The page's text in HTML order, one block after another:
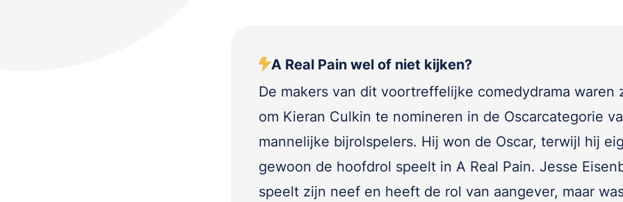
A Real Pain wel of niet kijken?
De makers van dit voortreffelijke comedydrama waren
om Kieran Culkin te nomineren in de Oscarcategorie
mannelijke bijrolspelers. Hij won de Oscar, terwijl hij
gewoon de hoofdrol speelt in A Real Pain. Jesse
speelt zijn neef en heeft de rol van aangever, maar